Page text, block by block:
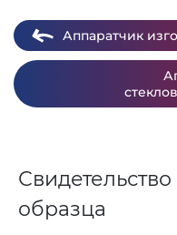
Аппаратчик
образца